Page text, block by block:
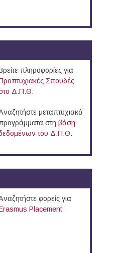
πληροφορίες για
Σπουδές
Δ.Π.Θ.
μεταπτυχιακά
στη βάση
του Δ.Π.Θ.
φορείς για
Placement